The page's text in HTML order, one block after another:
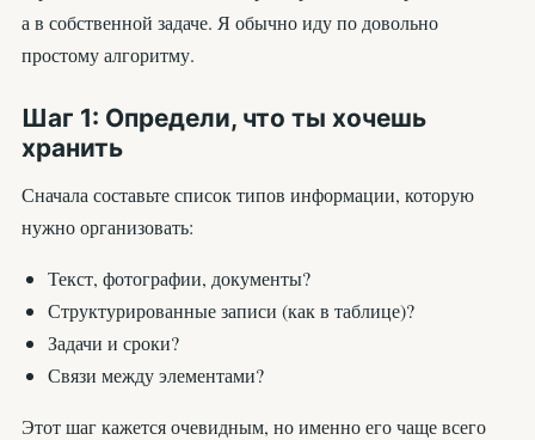
а в собственной задаче. Я обычно иду по довольно
простому алгоритму.
Шаг 1: Определи, что ты хочешь
хранить
Сначала составьте список типов информации, которую
нужно организовать:
Текст, фотографии, документы?
Структурированные записи (как в таблице)?
Задачи и сроки?
Связи между элементами?
Этот шаг кажется очевидным, но именно его чаще всего